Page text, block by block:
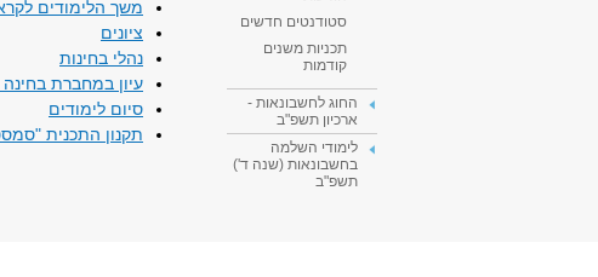
סטודנטים חדשים
תכניות משנים
קודמות
החוג לחשבונאות -
ארכיון תשפ"ב
לימודי השלמה
בחשבונאות (שנה ד')
תשפ"ב
משך הלימודים
ציונים
נהלי בחינות
עיון במחברת בחינה
סיום לימודים
תקנון התכנית